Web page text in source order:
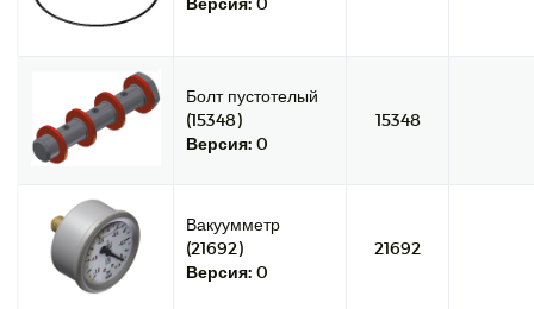
Болт пустотелый
(15348)
Версия: 0
15348
Вакуумметр
(21692)
Версия: 0
21692